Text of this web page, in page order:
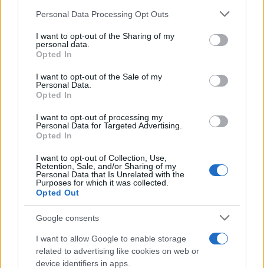
Personal Data Processing Opt Outs
I want to opt-out of the Sharing of my
personal data.
Opted In
I want to opt-out of the Sale of my
Personal Data.
Opted In
I want to opt-out of processing my
Personal Data for Targeted Advertising.
Opted In
I want to opt-out of Collection, Use,
Retention, Sale, and/or Sharing of my
Personal Data that Is Unrelated with the
Purposes for which it was collected.
Opted Out
Google consents
I want to allow Google to enable storage
related to advertising like cookies on web or
device identifiers in apps.
lo capisce benissimo.
Bella Ciao per chi non regge più le frasi fatte,
piene di fumo, gli slogan bergogliani, i “dobbiamo
cambiare”, “la natura si vendica” (sic), “ce lo
meritiamo”, “è colpa nostra” e tutto il resto di un
ammettere che spera nella pandemia per
recuperare una patologica società basata sulla
dittatura del proletariato provvisto di smartphone
e di app dai nomi seducenti: “Immuni”,
“Panopticon”, “Big Brother”, “Brand New World”.
Nessuno imprenditore, tutti “person of interest”.
Bella Ciao per le rese dei conti, le gogne circolari, i